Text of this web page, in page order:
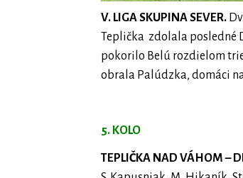
V. LIGA SKUPINA SEVER.
Teplička zdolala posledné
pokorilo Belú rozdielom
obrala Palúdzka, domáci
5. KOLO
TEPLIČKA NAD VÁHOM –